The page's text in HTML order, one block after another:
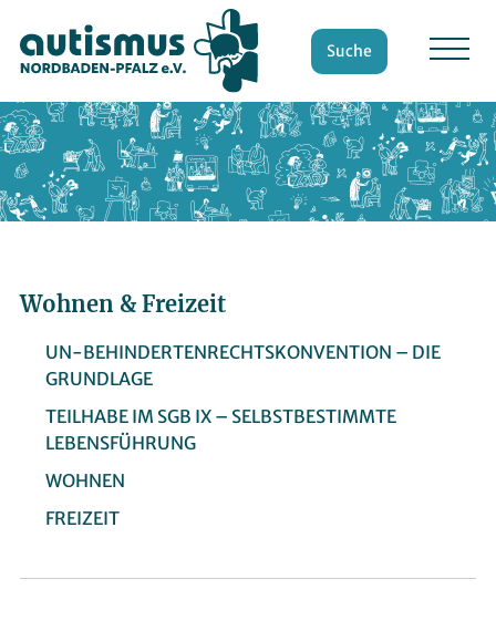
Suche
Wohnen & Freizeit
UN-BEHINDERTENRECHTSKONVENTION – DIE
GRUNDLAGE
TEILHABE IM SGB IX – SELBSTBESTIMMTE
LEBENSFÜHRUNG
WOHNEN
FREIZEIT